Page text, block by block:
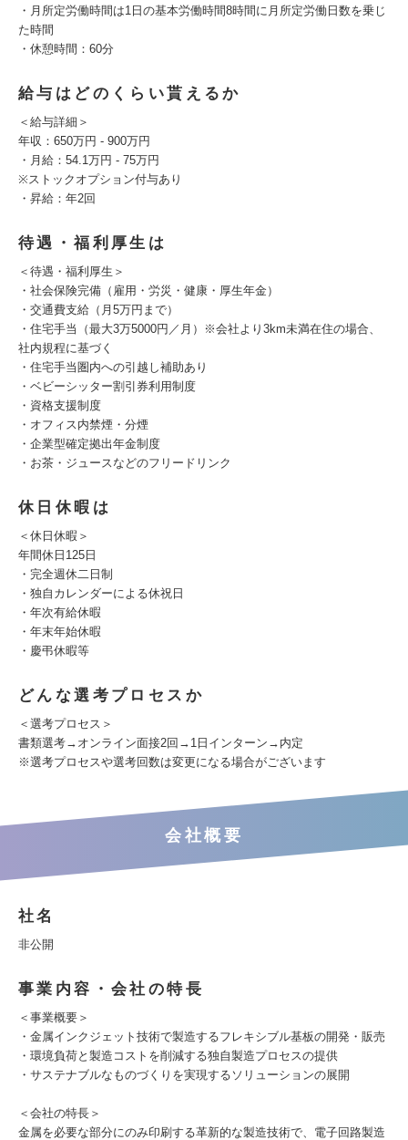
・月所定労働時間は1日の基本労働時間8時間に月所定労働日数を乗じ
た時間
・休憩時間：60分
給与はどのくらい貰えるか
＜給与詳細＞
年収：650万円 - 900万円
・月給：54.1万円 - 75万円
※ストックオプション付与あり
・昇給：年2回
待遇・福利厚生は
＜待遇・福利厚生＞
・社会保険完備（雇用・労災・健康・厚生年金）
・交通費支給（月5万円まで）
・住宅手当（最大3万5000円／月）※会社より3km未満在住の場合、
社内規程に基づく
・住宅手当圏内への引越し補助あり
・ベビーシッター割引券利用制度
・資格支援制度
・オフィス内禁煙・分煙
・企業型確定拠出年金制度
・お茶・ジュースなどのフリードリンク
休日休暇は
＜休日休暇＞
年間休日125日
・完全週休二日制
・独自カレンダーによる休祝日
・年次有給休暇
・年末年始休暇
・慶弔休暇等
どんな選考プロセスか
＜選考プロセス＞
書類選考→オンライン面接2回→1日インターン→内定
※選考プロセスや選考回数は変更になる場合がございます
会社概要
社名
非公開
事業内容・会社の特長
＜事業概要＞
・金属インクジェット技術で製造するフレキシブル基板の開発・販売
・環境負荷と製造コストを削減する独自製造プロセスの提供
・サステナブルなものづくりを実現するソリューションの展開
＜会社の特長＞
金属を必要な部分にのみ印刷する革新的な製造技術で、電子回路製造